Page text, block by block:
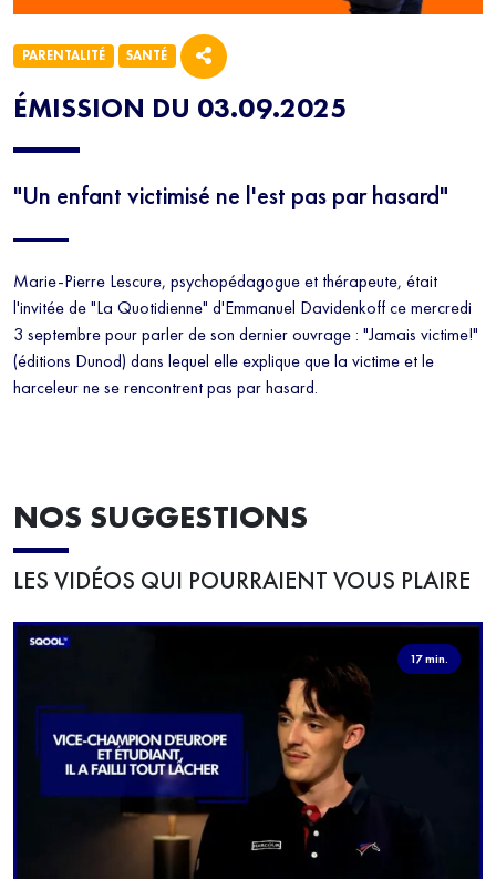
ÉMISSION DU 03.09.2025
"Un enfant victimisé ne l'est pas par hasard"
Marie-Pierre Lescure, psychopédagogue et thérapeute, était
l'invitée de "La Quotidienne" d'Emmanuel Davidenkoff ce mercredi
3 septembre pour parler de son dernier ouvrage : "Jamais victime!"
(éditions Dunod) dans lequel elle explique que la victime et le
harceleur ne se rencontrent pas par hasard.
PARENTALITÉ SANTÉ
NOS SUGGESTIONS
LES VIDÉOS QUI POURRAIENT VOUS PLAIRE
17 min.